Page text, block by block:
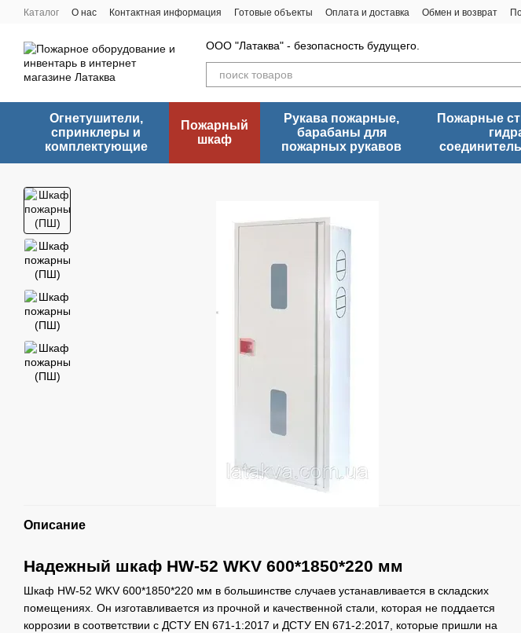
Перейти к основному контенту
Каталог О нас Контактная информация Готовые объекты Оплата и доставка Обмен и возврат
ООО "Латаква" - безопасность будущего.
Огнетушители,
спринклеры и
комплектующие
Пожарный
шкаф
Рукава пожарные,
барабаны для
пожарных рукавов
Пожарные
Описание
Надежный шкаф HW-52 WKV 600*1850*220 мм
Шкаф HW-52 WKV 600*1850*220 мм в большинстве случаев устанавливается в складских
помещениях. Он изготавливается из прочной и качественной стали, которая не поддается
коррозии в соответствии с ДСТУ EN 671-1:2017 и ДСТУ EN 671-2:2017, которые пришли на